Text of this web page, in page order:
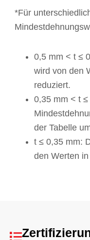
*Für
0,5 mm < t ≤
wird von den
reduziert.
0,35 mm < t
der Tabelle
t ≤ 0,35 mm:
den Werten